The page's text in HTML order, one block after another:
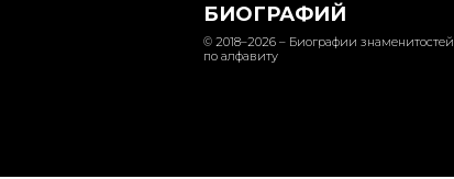
БИОГРАФИЙ
© 2018–2026 – Биографии знаменитостей
по алфавиту